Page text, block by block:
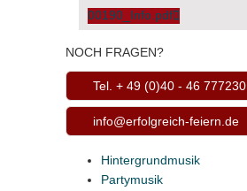
00190_Info.pdf
NOCH FRAGEN?
Tel. + 49 (0)40 - 46 777230
info@erfolgreich-feiern.de
Hintergrundmusik
Partymusik